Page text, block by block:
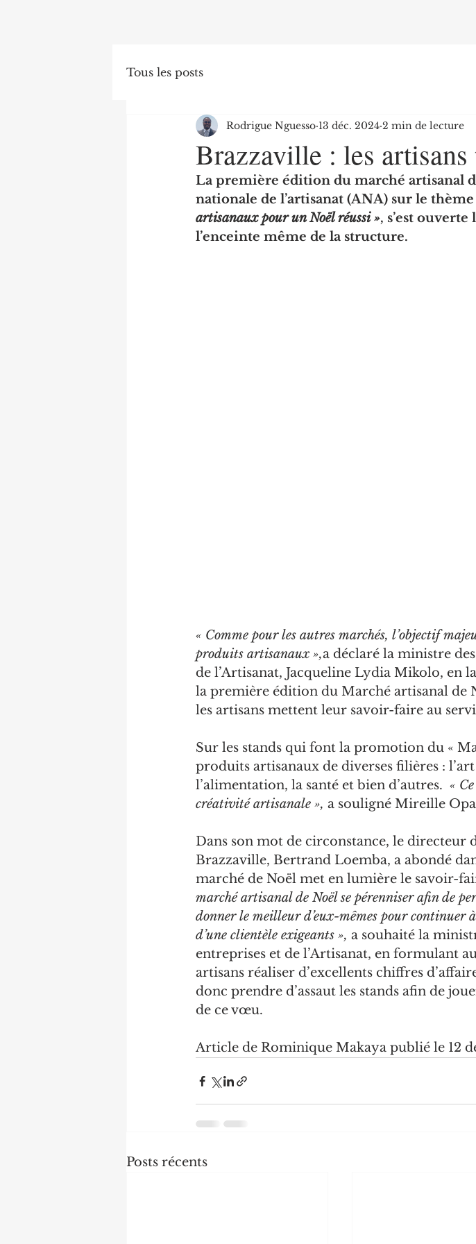
Tous les posts
Brazzaville : les
Rodrigue Nguesso 13 déc. 2024 2 min de lecture
La première édition du marché artisanal
nationale de l’artisanat (ANA) sur le thème
artisanaux pour un Noël réussi », s’est
l’enceinte même de la structure.
« Comme pour les autres marchés, l’objectif
produits artisanaux »,a déclaré la ministre
de l’Artisanat, Jacqueline Lydia Mikolo, en
la première édition du Marché artisanal de
les artisans mettent leur savoir-faire au
Sur les stands qui font la promotion du «
produits artisanaux de diverses filières :
l’alimentation, la santé et bien d’autres. «
créativité artisanale », a souligné Mireille
Dans son mot de circonstance, le directeur
Brazzaville, Bertrand Loemba, a abondé
marché de Noël met en lumière le savoir-
marché artisanal de Noël se pérenniser afin de
donner le meilleur d’eux-mêmes pour continuer
d’une clientèle exigeants », a souhaité la
entreprises et de l’Artisanat, en formulant
artisans réaliser d’excellents chiffres
donc prendre d’assaut les stands afin de
de ce vœu.
Article de Rominique Makaya publié le 12
Posts récents